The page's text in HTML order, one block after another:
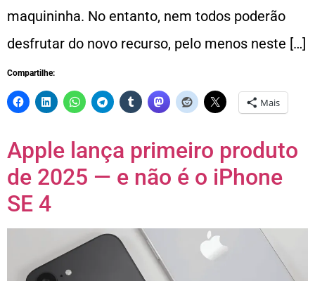
maquininha. No entanto, nem todos poderão
desfrutar do novo recurso, pelo menos neste […]
Compartilhe:
Mais
Apple lança primeiro produto
de 2025 — e não é o iPhone
SE 4